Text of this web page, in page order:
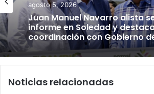
agosto 5, 2026
Juan Manuel Navarro alista
informe en Soledad y
coordinación con Gobierno
Noticias relacionadas